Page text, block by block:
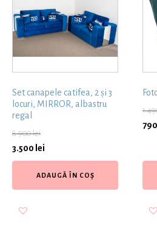
Set canapele catifea, 2 și 3
locuri, MIRROR, albastru
regal
8.900lei
3.500 lei
ADAUGĂ ÎN COȘ
790